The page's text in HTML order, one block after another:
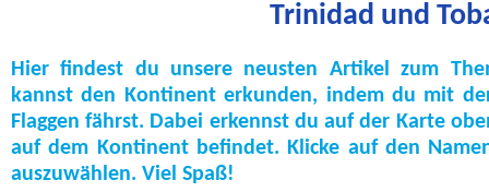
Trinidad und
Hier findest du unsere neusten Artikel zum
kannst den Kontinent erkunden, indem du mit
Flaggen fährst. Dabei erkennst du auf der Karte
auf dem Kontinent befindet. Klicke auf den
auszuwählen. Viel Spaß!